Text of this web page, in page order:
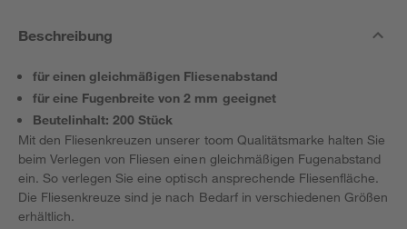
Beschreibung
für einen gleichmäßigen Fliesenabstand
für eine Fugenbreite von 2 mm geeignet
Beutelinhalt: 200 Stück
Mit den Fliesenkreuzen unserer toom Qualitätsmarke halten Sie
beim Verlegen von Fliesen einen gleichmäßigen Fugenabstand
ein. So verlegen Sie eine optisch ansprechende Fliesenfläche.
Die Fliesenkreuze sind je nach Bedarf in verschiedenen Größen
erhältlich.